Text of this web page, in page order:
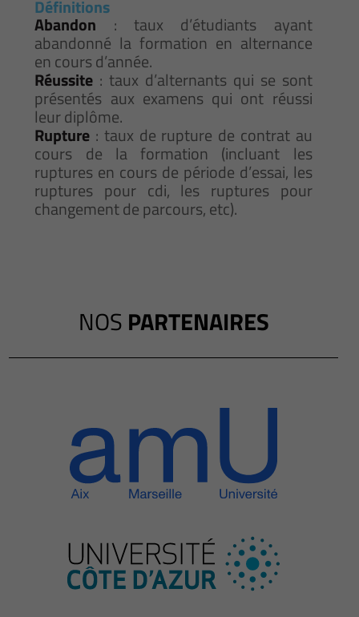
Définitions
Abandon : taux d’étudiants ayant
abandonné la formation en alternance
en cours d’année.
Réussite : taux d’alternants qui se sont
présentés aux examens qui ont réussi
leur diplôme.
Rupture : taux de rupture de contrat au
cours de la formation (incluant les
ruptures en cours de période d’essai, les
ruptures pour cdi, les ruptures pour
changement de parcours, etc).
NOS PARTENAIRES